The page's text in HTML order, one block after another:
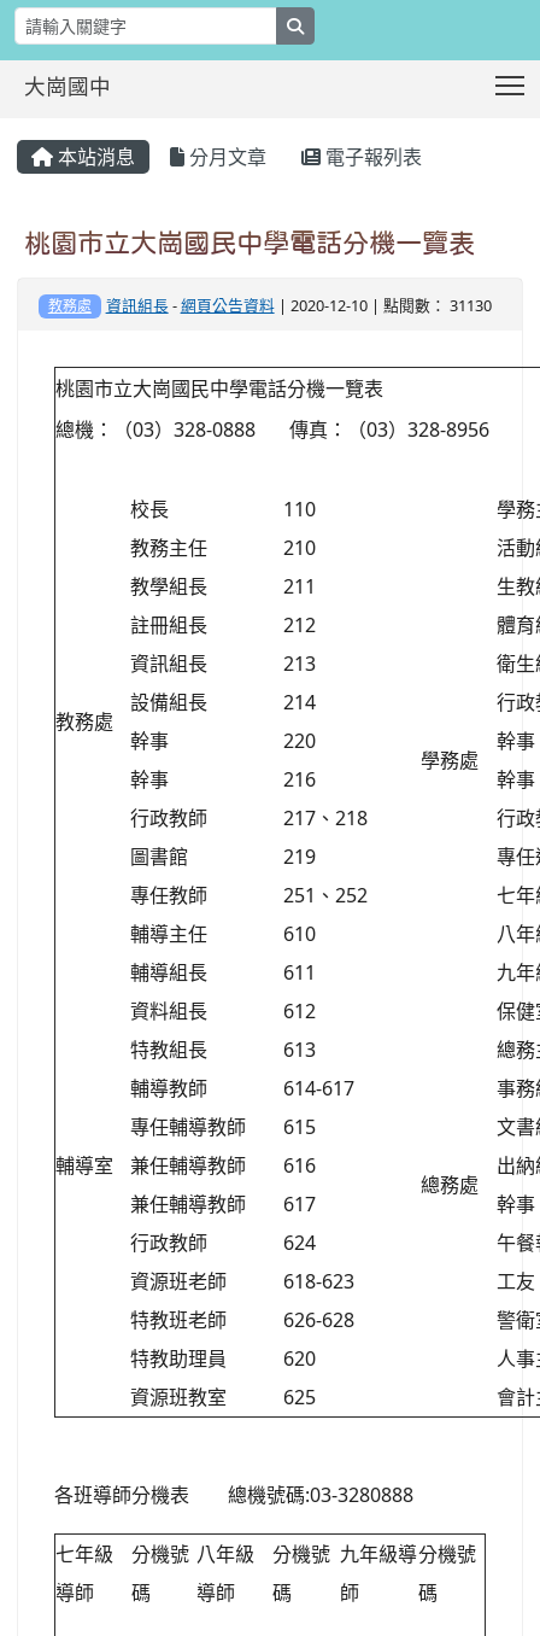
大崗國中
本站消息 分月文章 電子報列表
桃園市立大崗國民中學電話分機一覽表
教務處 資訊組長-網頁公告資料| 2020-12-10 | 點閱數： 31130
桃園市立大崗國民中學電話分機一覽表
總機：（03）328-0888 傳真：（03）328-8956
校長 110
學務處
學
教務處
教務主任 210
活
教學組長
211
生
註冊組長
212
體
資訊組長
213
衛
設備組長
214
行
幹事
220
幹事
幹事
216
幹事
行政教師
217、218
行
圖書館
219
專
專任教師
251、252 七
輔導室
輔導主任 610
八
輔導組長
611
九
資料組長
612
保健
特教組長
613
總務處
總
輔導教師
614-617
事
專任輔導教師
615
文
兼任輔導教師
616
出
兼任輔導教師
617
幹事
行政教師
624
午
資源班老師
618-623
工友
特教班老師
626-628
警衛
特教助理員
620
人
資源班教室
625 會
各班導師分機表 總機號碼:03-3280888
七年級
導師
分機號
碼
八年級
導師
分機號
碼
九年級導
師
分機號
碼